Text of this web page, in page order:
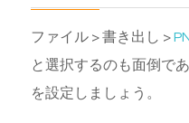
ファイル > 書き出し >
と選択するのも面倒で
を設定しましょう。